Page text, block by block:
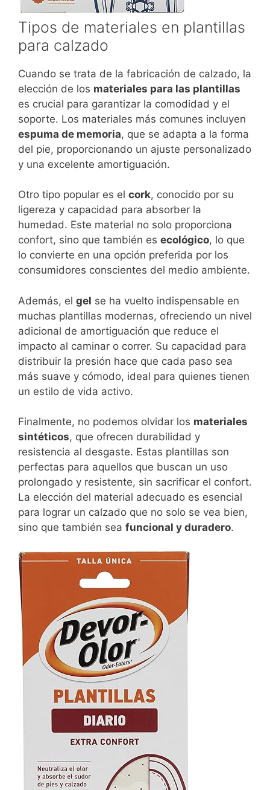
Tipos de materiales en plantillas
para calzado
Cuando se trata de la fabricación de calzado, la
elección de los materiales para las plantillas
es crucial para garantizar la comodidad y el
soporte. Los materiales más comunes incluyen
espuma de memoria, que se adapta a la forma
del pie, proporcionando un ajuste personalizado
y una excelente amortiguación.
Otro tipo popular es el cork, conocido por su
ligereza y capacidad para absorber la
humedad. Este material no solo proporciona
confort, sino que también es ecológico, lo que
lo convierte en una opción preferida por los
consumidores conscientes del medio ambiente.
Además, el gel se ha vuelto indispensable en
muchas plantillas modernas, ofreciendo un nivel
adicional de amortiguación que reduce el
impacto al caminar o correr. Su capacidad para
distribuir la presión hace que cada paso sea
más suave y cómodo, ideal para quienes tienen
un estilo de vida activo.
Finalmente, no podemos olvidar los materiales
sintéticos, que ofrecen durabilidad y
resistencia al desgaste. Estas plantillas son
perfectas para aquellos que buscan un uso
prolongado y resistente, sin sacrificar el confort.
La elección del material adecuado es esencial
para lograr un calzado que no solo se vea bien,
sino que también sea funcional y duradero.